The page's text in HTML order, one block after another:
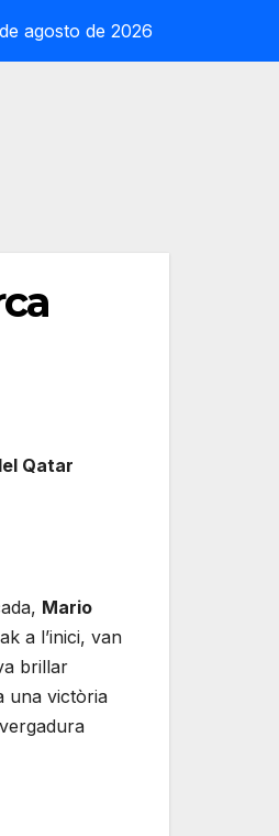
la cap de sèrie 1
agosto de 2026
Qatar
Mario
a l’inici, van
brillar
una victòria